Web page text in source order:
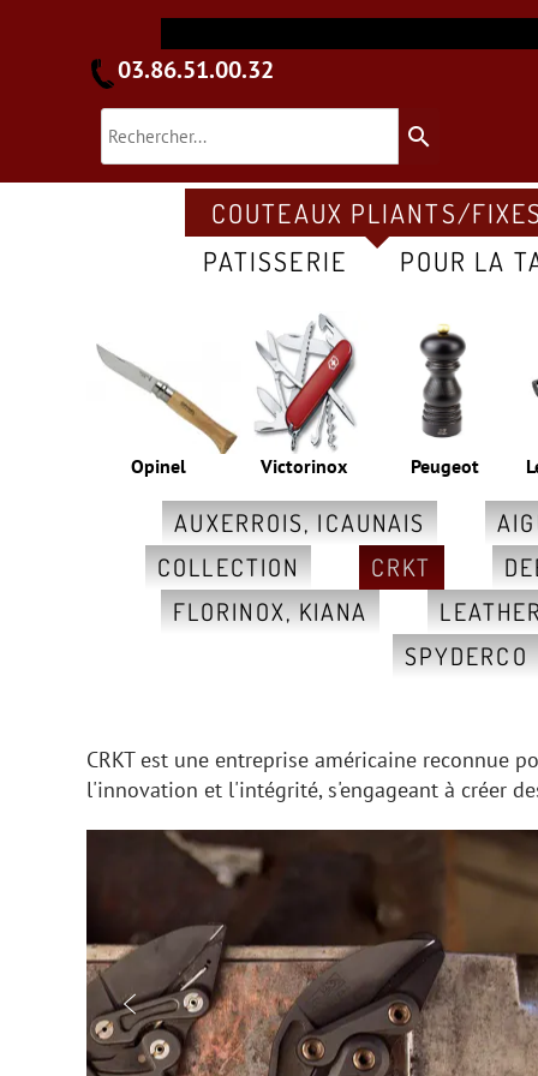
search
AUXERROIS, ICAUNAIS
COLLECTION
CRKT
FLORINOX, KIANA
SPYDERCO
Peugeot
Victorinox
Opinel
COUTEAUX PLIANTS/FIXES
PATISSERIE
POUR LA
03.86.51.00.32
CRKT est une entreprise américaine reconnue
l'innovation et l'intégrité, s'engageant à créer
